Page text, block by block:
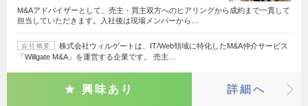
M&Aアドバイザーとして、売主・買主双方へのヒアリングから成約まで一貫して
担当していただきます。入社後は現場メンバーから…
会社概要
株式会社ウィルゲートは、IT/Web領域に特化したM&A仲介サービス
「Willgate M&A」を運営する企業です。 売主…
興味あり 詳細へ